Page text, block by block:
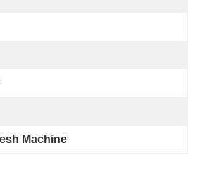
Machine